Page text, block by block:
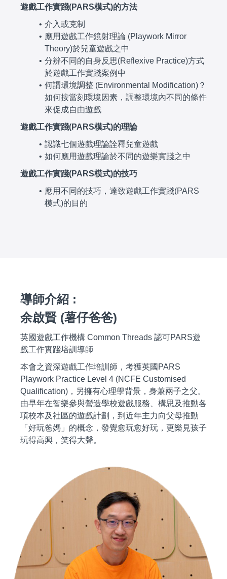
遊戲工作實踐(PARS模式)的方法
介入或克制
應用遊戲工作鏡射理論 (Playwork Mirror
Theory)於兒童遊戲之中
分辨不同的自身反思(Reflexive Practice)方式
於遊戲工作實踐案例中
何謂環境調整 (Environmental Modification)？
如何按當刻環境因素，調整環境內不同的條件
來促成自由遊戲
遊戲工作實踐(PARS模式)的理論
認識七個遊戲理論詮釋兒童遊戲
如何應用遊戲理論於不同的遊樂實踐之中
遊戲工作實踐(PARS模式)的技巧
應用不同的技巧，達致遊戲工作實踐(PARS
模式)的目的
導師介紹 :
余啟賢 (薯仔爸爸)
英國遊戲工作機構 Common Threads 認可PARS遊
戲工作實踐培訓導師
本會之資深遊戲工作培訓師，考獲英國PARS
Playwork Practice Level 4 (NCFE Customised
Qualification)，另擁有心理學背景，身兼兩子之父。
由早年在智樂參與營造學校遊戲服務、構思及推動各
項校本及社區的遊戲計劃，到近年主力向父母推動
「好玩爸媽」的概念，發覺愈玩愈好玩，更樂見孩子
玩得高興，笑得大聲。